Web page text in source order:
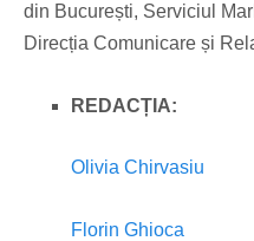
din București, Serviciul
Direcția Comunicare și
REDACȚIA:
Olivia Chirvasiu
Florin Ghioca